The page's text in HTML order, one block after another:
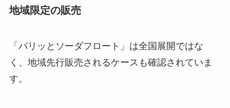
地域限定の販売
「バリッとソーダフロート」は全国展開ではな
く、地域先行販売されるケースも確認されていま
す。